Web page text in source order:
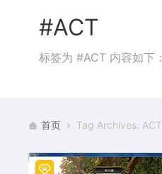
#ACT
标签为 #ACT 内容如下：
首页 Tag Archives: ACT